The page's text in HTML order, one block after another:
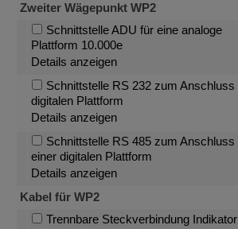
Zweiter Wägepunkt WP2
Schnittstelle ADU für eine analoge
Plattform 10.000e
Details anzeigen
Schnittstelle RS 232 zum Anschluss
digitalen Plattform
Details anzeigen
Schnittstelle RS 485 zum Anschluss
einer digitalen Plattform
Details anzeigen
Kabel für WP2
Trennbare Steckverbindung Indikator